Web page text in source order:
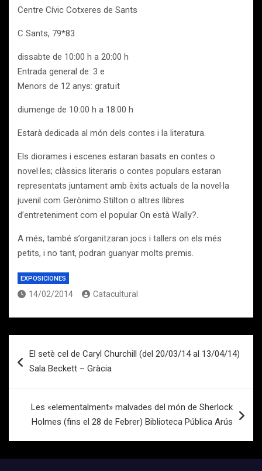
Centre Cívic Cotxeres de Sants
C Sants, 79*83
dissabte de 10:00 h a 20:00 h
Entrada general de: 3 e
Menors de 12 anys: gratuït
diumenge de 10:00 h a 18:00 h
Estarà dedicada al món dels contes i la literatura.
Els diorames i escenes estaran basats en contes o
novel·les; clàssics literaris o contes populars estaran
representats juntament amb èxits actuals de la novel·la
juvenil com Gerònimo Stilton o altres llibres
d’entreteniment com el popular On està Wally?.
A més, també s’organitzaran jocs i tallers on els més
petits, i no tant, podran guanyar molts premis.
EXPOSICIONES
14/02/2014 Catacultural
de
El setè cel de Caryl Churchill (del 20/03/14 al 13/04/14)
Sala Beckett – Gràcia
Les «elementalment» malvades del món de Sherlock
Holmes (fins el 28 de Febrer) Biblioteca Pública Arús